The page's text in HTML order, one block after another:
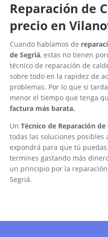
Reparación de
precio en
Cuando hablamos de
de Segriá, estas no tienen
técnico de reparación de
sobre todo en la rapidez de
problemas. Por lo que si
menor el tiempo que tenga
factura más barata.
Un Técnico de Reparación de
todas las soluciones posibles
expondrá para que tú
termines gastando más
un principio por la
Segriá.